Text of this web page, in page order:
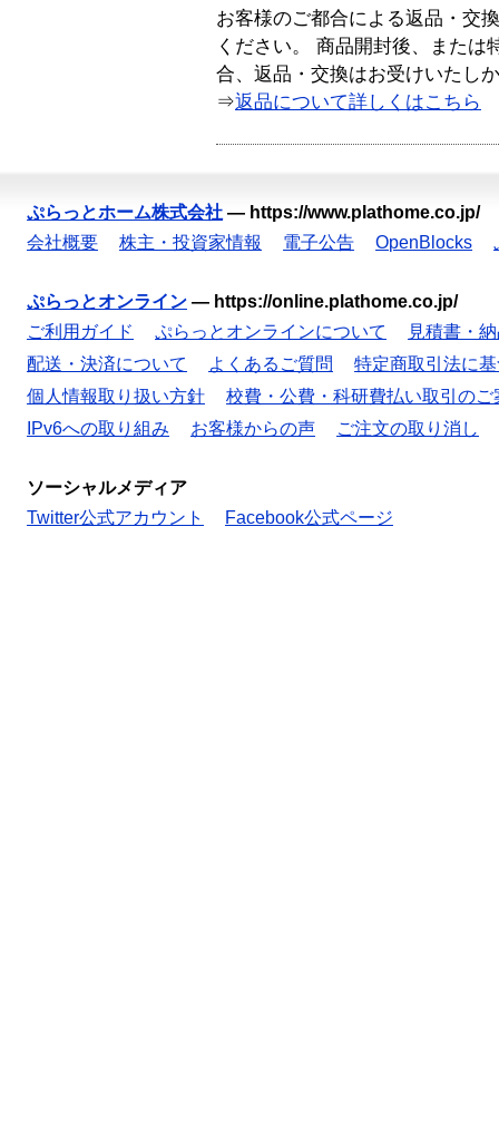
お客様のご都合による返品・交
ください。 商品開封後、または
合、返品・交換はお受けいたし
⇒返品について詳しくはこちら
ぷらっとホーム株式会社 — https://www.plathome.co.jp/
会社概要
株主・投資家情報 電子公告 OpenBlocks
ぷらっとオンライン — https://online.plathome.co.jp/
ご利用ガイド
ぷらっとオンラインについて
見積書・
配送・決済について
よくあるご質問
特定商取引法に
個人情報取り扱い方針
校費・公費・科研費払い取引のご
IPv6への取り組み
お客様からの声 ご注文の取り消し
ソーシャルメディア
Twitter公式アカウント
Facebook公式ページ